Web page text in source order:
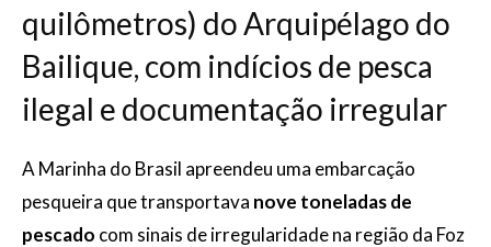
quilômetros) do Arquipélago do
Bailique, com indícios de pesca
ilegal e documentação irregular
A Marinha do Brasil apreendeu uma embarcação
pesqueira que transportava nove toneladas de
pescado com sinais de irregularidade na região da Foz